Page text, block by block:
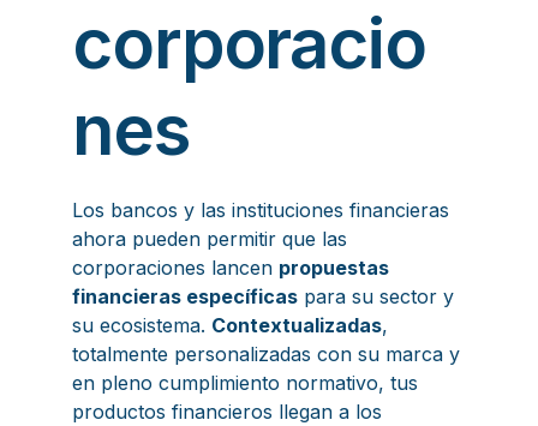
corporacio
nes
Los bancos y las instituciones financieras
ahora pueden permitir que las
corporaciones lancen propuestas
financieras específicas para su sector y
su ecosistema. Contextualizadas,
totalmente personalizadas con su marca y
en pleno cumplimiento normativo, tus
productos financieros llegan a los